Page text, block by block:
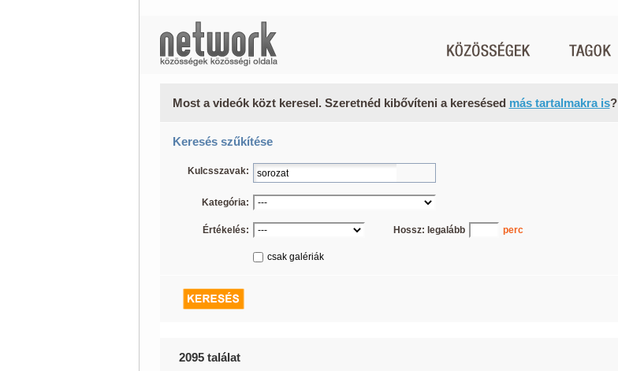
Most a videók közt keresel. Szeretnéd kibővíteni a keresésed más tartalmakra is?
Keresés szűkítése
Kulcsszavak:
Kategória:
Értékelés: Hossz: legalább perc
csak galériák
2095 találat